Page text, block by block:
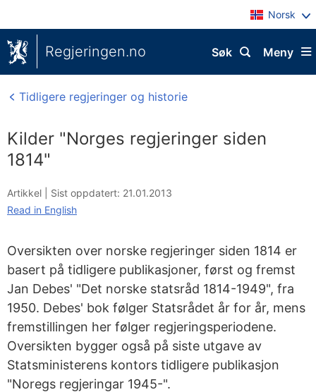
Norsk
Regjeringen.no Meny
Søk
Tidligere regjeringer og historie
Kilder "Norges regjeringer siden
1814"
Artikkel | Sist oppdatert: 21.01.2013
Read in English
Oversikten over norske regjeringer siden 1814 er
basert på tidligere publikasjoner, først og fremst
Jan Debes' "Det norske statsråd 1814-1949", fra
1950. Debes' bok følger Statsrådet år for år, mens
fremstillingen her følger regjeringsperiodene.
Oversikten bygger også på siste utgave av
Statsministerens kontors tidligere publikasjon
"Noregs regjeringar 1945-".